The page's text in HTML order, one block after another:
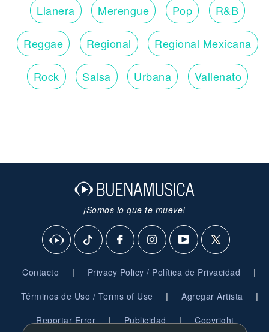
Llanera Merengue Pop R&B
Reggae Regional Regional Mexicana
Rock Salsa Urbana Vallenato
¡Somos lo que te mueve!
Contacto | Privacy Policy / Política de Privacidad |
Términos de Uso / Terms of Use | Agregar Artista |
Reportar Error | Publicidad | Copyright